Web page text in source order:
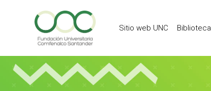
Sitio web UNC Biblioteca